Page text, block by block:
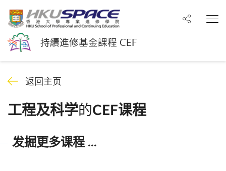
持續進修基金課程 CEF
分享至
返回主页
工程及科学的CEF课程
发掘更多课程 ...